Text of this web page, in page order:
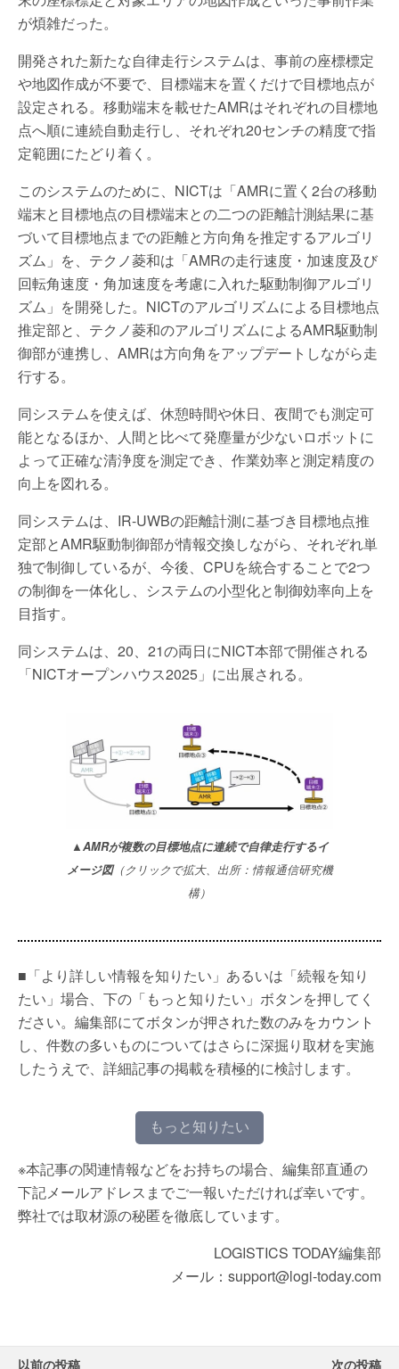
が煩雑だった。
開発された新たな自律走行システムは、事前の座標標定
や地図作成が不要で、目標端末を置くだけで目標地点が
設定される。移動端末を載せたAMRはそれぞれの目標地
点へ順に連続自動走行し、それぞれ20センチの精度で指
定範囲にたどり着く。
このシステムのために、NICTは「AMRに置く2台の移動
端末と目標地点の目標端末との二つの距離計測結果に基
づいて目標地点までの距離と方向角を推定するアルゴリ
ズム」を、テクノ菱和は「AMRの走行速度・加速度及び
回転角速度・角加速度を考慮に入れた駆動制御アルゴリ
ズム」を開発した。NICTのアルゴリズムによる目標地点
推定部と、テクノ菱和のアルゴリズムによるAMR駆動制
御部が連携し、AMRは方向角をアップデートしながら走
行する。
同システムを使えば、休憩時間や休日、夜間でも測定可
能となるほか、人間と比べて発塵量が少ないロボットに
よって正確な清浄度を測定でき、作業効率と測定精度の
向上を図れる。
同システムは、IR-UWBの距離計測に基づき目標地点推
定部とAMR駆動制御部が情報交換しながら、それぞれ単
独で制御しているが、今後、CPUを統合することで2つ
の制御を一体化し、システムの小型化と制御効率向上を
目指す。
同システムは、20、21の両日にNICT本部で開催される
「NICTオープンハウス2025」に出展される。
▲AMRが複数の目標地点に連続で自律走行するイ
メージ図（クリックで拡大、出所：情報通信研究機
構）
■「より詳しい情報を知りたい」あるいは「続報を知り
たい」場合、下の「もっと知りたい」ボタンを押してく
ださい。編集部にてボタンが押された数のみをカウント
し、件数の多いものについてはさらに深掘り取材を実施
したうえで、詳細記事の掲載を積極的に検討します。
もっと知りたい
※本記事の関連情報などをお持ちの場合、編集部直通の
下記メールアドレスまでご一報いただければ幸いです。
弊社では取材源の秘匿を徹底しています。
LOGISTICS TODAY編集部
メール：support@logi-today.com
以前の投稿 次の投稿